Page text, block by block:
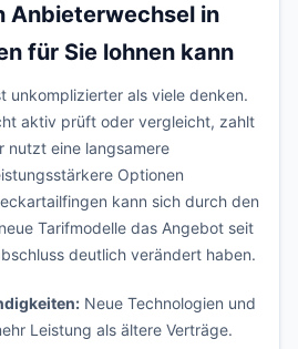
Anbieterwechsel in
für Sie lohnen kann
unkomplizierter als viele denken.
aktiv prüft oder vergleicht, zahlt
nutzt eine langsamere
Optionen
kann sich durch den
Tarifmodelle das Angebot seit
deutlich verändert haben.
Neue Technologien und
Leistung als ältere Verträge.